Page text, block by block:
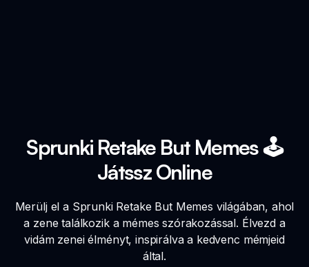
Sprunki Retake But Memes 🕹️
Játssz Online
Merülj el a Sprunki Retake But Memes világában, ahol
a zene találkozik a mémes szórakozással. Élvezd a
vidám zenei élményt, inspirálva a kedvenc mémjeid
által.